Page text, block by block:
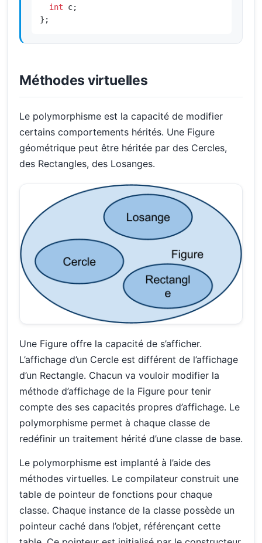
int c;
};
Méthodes virtuelles
Le polymorphisme est la capacité de modifier
certains comportements hérités. Une Figure
géométrique peut être héritée par des Cercles,
des Rectangles, des Losanges.
Une Figure offre la capacité de s’afficher.
L’affichage d’un Cercle est différent de l’affichage
d’un Rectangle. Chacun va vouloir modifier la
méthode d’affichage de la Figure pour tenir
compte des ses capacités propres d’affichage. Le
polymorphisme permet à chaque classe de
redéfinir un traitement hérité d’une classe de base.
Le polymorphisme est implanté à l’aide des
méthodes virtuelles. Le compilateur construit une
table de pointeur de fonctions pour chaque
classe. Chaque instance de la classe possède un
pointeur caché dans l’objet, référençant cette